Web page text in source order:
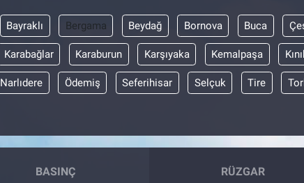
Bayraklı Bergama Beydağ Bornova Buca
Karabağlar Karaburun Karşıyaka Kemalpaşa
Narlıdere Ödemiş Seferihisar Selçuk Tire
BASINÇ RÜZGAR